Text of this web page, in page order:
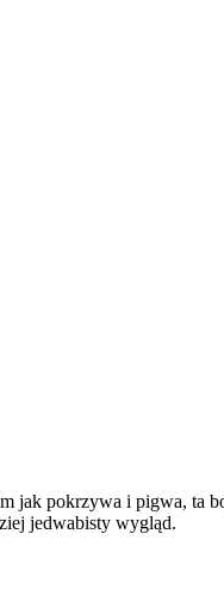
jak pokrzywa i pigwa, ta
jedwabisty wygląd.